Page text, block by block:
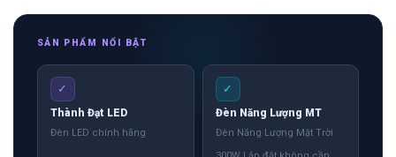
SẢN PHẨM NỔI BẬT
✓
Thành Đạt LED
Đèn LED chính hãng
✓
Đèn Năng Lượng MT
Đèn Năng Lượng Mặt Trời